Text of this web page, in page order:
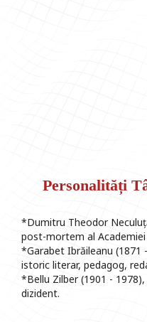
Personalități
*Dumitru Theodor
post-mortem al Academiei
*Garabet Ibrăileanu (1871
istoric literar, pedagog,
*Bellu Zilber (1901 -
dizident.